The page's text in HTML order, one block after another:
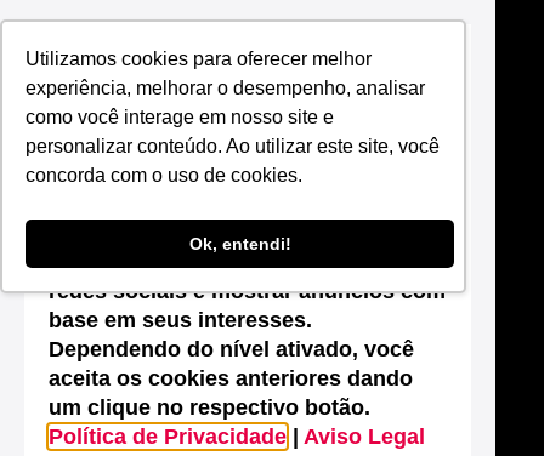
Utilizamos cookies para oferecer melhor
experiência, melhorar o desempenho, analisar
como você interage em nosso site e
personalizar conteúdo. Ao utilizar este site, você
concorda com o uso de cookies.
Ok, entendi!
Suas configurações de cookies neste
site
Este site utiliza cookies que são
essenciais para melhorar o
estatísticas, possibilitar o
compartilhamento de conteúdos nas
redes sociais e mostrar anúncios com
base em seus interesses.
Dependendo do nível ativado, você
aceita os cookies anteriores dando
um clique no respectivo botão.
Política de Privacidade
Aviso Legal